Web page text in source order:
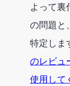
よって裏
の問題と
特定しま
のレビュ
使用して